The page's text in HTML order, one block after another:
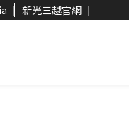
新光三越官網